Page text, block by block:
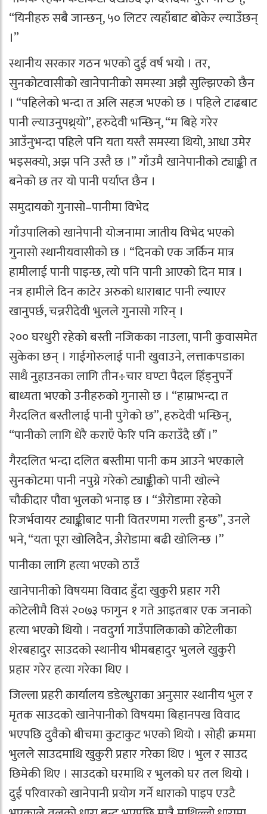
“यिनीहरु सबै जान्छन्, ५० लिटर त्यहाँबाट बोकेर ल्याउँछन्
।”
स्थानीय सरकार गठन भएको दुई वर्ष भयो । तर,
सुनकोटवासीको खानेपानीको समस्या अझै सुल्झिएको छैन
। “पहिलेको भन्दा त अलि सहज भएको छ । पहिले टाढबाट
पानी ल्याउनुपथ्र्याे”, हरुदेवी भन्छिन्, “म बिहे गरेर
आउँनुभन्दा पहिले पनि यता यस्तै समस्या थियो, आधा उमेर
भइसक्यो, अझ पनि उस्तै छ ।” गाँउमै खानेपानीको ट्याङ्की त
बनेको छ तर यो पानी पर्याप्त छैन ।
समुदायको गुनासो–पानीमा विभेद
गाँउपालिको खानेपानी योजनामा जातीय विभेद भएको
गुनासो स्थानीयवासीको छ । “दिनको एक जर्किन मात्र
हामीलाई पानी पाइन्छ, त्यो पनि पानी आएको दिन मात्र ।
नत्र हामीले दिन काटेर अरुको धाराबाट पानी ल्याएर
खानुपर्छ, चन्नरीदेवी भुलले गुनासो गरिन् ।
२०० घरधुरी रहेको बस्ती नजिकका नाउला, पानी कुवासमेत
सुकेका छन् । गाईगोरुलाई पानी खुवाउने, लत्ताकपडाका
साथै नुहाउनका लागि तीन÷चार घण्टा पैदल हिँड्नुपर्ने
बाध्यता भएको उनीहरुको गुनासो छ । “हाम्राभन्दा त
गैरदलित बस्तीलाई पानी पुगेको छ”, हरुदेवी भन्छिन्,
“पानीको लागि धेरै कराएँ फेरि पनि कराउँदै छौँ ।”
गैरदलित भन्दा दलित बस्तीमा पानी कम आउने भएकाले
सुनकोटमा पानी नपुग्ने गरेको ट्याङ्कीको पानी खोल्ने
चौकीदार पौवा भुलको भनाइ छ । “अ‍ैरोडामा रहेको
रिजर्भवायर ट्याङ्कीबाट पानी वितरणमा गल्ती हुन्छ”, उनले
भने, “यता पूरा खोलिदैन, अ‍ैरोडामा बढी खोलिन्छ ।”
पानीका लागि हत्या भएको ठाउँ
खानेपानीको विषयमा विवाद हुँदा खुकुरी प्रहार गरी
कोटेलीमै विसं २०७३ फागुन १ गते आइतबार एक जनाको
हत्या भएको थियो । नवदुर्गा गाउँपालिकाको कोटेलीका
शेरबहादुर साउदको स्थानीय भीमबहादुर भुलले खुकुरी
प्रहार गरेर हत्या गरेका थिए ।
जिल्ला प्रहरी कार्यालय डडेल्धुराका अनुसार स्थानीय भुल र
मृतक साउदको खानेपानीको विषयमा बिहानपख विवाद
भएपछि दुवैको बीचमा कुटाकुट भएको थियो । सोही क्रममा
भुलले साउदमाथि खुकुरी प्रहार गरेका थिए । भुल र साउद
छिमेकी थिए । साउदको घरमाथि र भुलको घर तल थियो ।
दुई परिवारको खानेपानी प्रयोग गर्ने धाराको पाइप एउटै